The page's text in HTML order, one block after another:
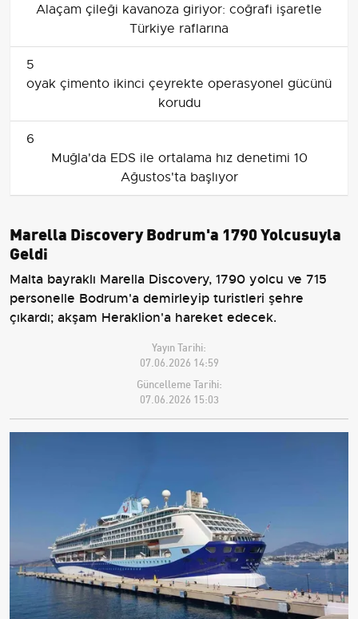
Alaçam çileği kavanoza giriyor: coğrafi işaretle
Türkiye raflarına
5
oyak çimento ikinci çeyrekte operasyonel gücünü
korudu
6
Muğla'da EDS ile ortalama hız denetimi 10
Ağustos'ta başlıyor
Marella Discovery Bodrum'a 1790 Yolcusuyla
Geldi
Malta bayraklı Marella Discovery, 1790 yolcu ve 715
personelle Bodrum'a demirleyip turistleri şehre
çıkardı; akşam Heraklion'a hareket edecek.
Yayın Tarihi:
07.06.2026 14:59
Güncelleme Tarihi:
07.06.2026 15:03